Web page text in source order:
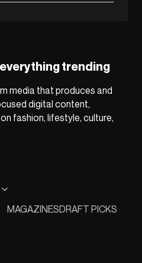
trending
media that produces and
digital content,
fashion, lifestyle, culture,
MAGAZINESDRAFT PICKS